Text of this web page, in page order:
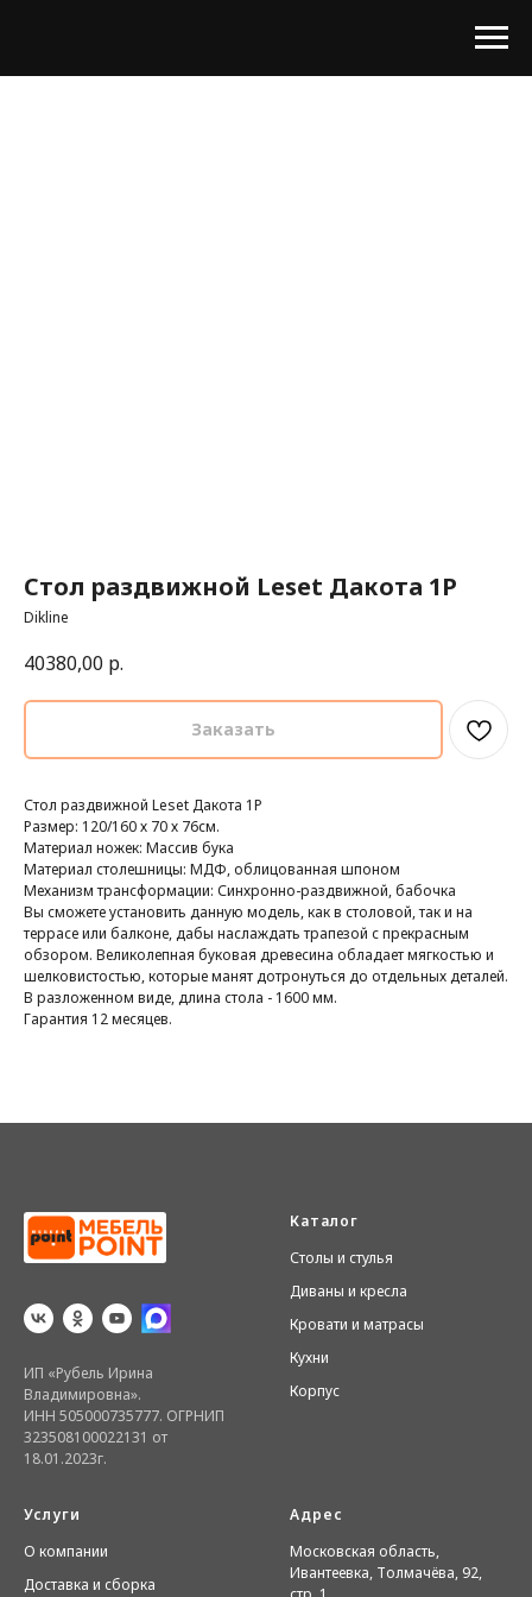
Стол раздвижной Leset Дакота 1Р
Dikline
40380,00 р.
Заказать
Стол раздвижной Leset Дакота 1Р
Размер: 120/160 х 70 х 76см.
Материал ножек: Массив бука
Материал столешницы: МДФ, облицованная шпоном
Механизм трансформации: Синхронно-раздвижной, бабочка
Вы сможете установить данную модель, как в столовой, так и на
террасе или балконе, дабы наслаждать трапезой с прекрасным
обзором. Великолепная буковая древесина обладает мягкостью и
шелковистостью, которые манят дотронуться до отдельных деталей.
В разложенном виде, длина стола - 1600 мм.
Гарантия 12 месяцев.
ИП «Рубель Ирина
Владимировна».
ИНН 505000735777. ОГРНИП
323508100022131 от
18.01.2023г.
Каталог
Столы и стулья
Диваны и кресла
Кровати и матрасы
Кухни
Корпус
Услуги
О компании
Доставка и сборка
Адрес
Московская область,
Ивантеевка, Толмачёва, 92,